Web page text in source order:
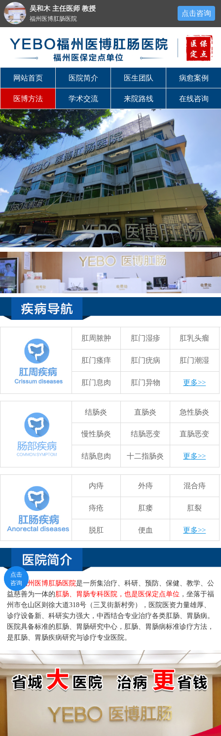
网站首页 医院简介 医生团队 病愈案例
医博方法 学术交流 来院路线 在线咨询
肛周脓肿 肛门湿疹 肛乳头瘤
肛门瘙痒 肛门疣病 肛门潮湿
肛门息肉 肛门异物 更多>>
结肠炎 直肠炎 急性肠炎
慢性肠炎 结肠恶变 直肠恶变
结肠息肉 十二指肠炎 更多>>
内痔 外痔 混合痔
痔疮 肛瘘 肛裂
脱肛 便血 更多>>
福州医博肛肠医院是一所集治疗、科研、预防、保健、教学、公
益慈善为一体的肛肠、胃肠专科医院，也是医保定点单位 ，坐落于福
州市仓山区则徐大道318号（三叉街新村旁），医院医资力量雄厚、
诊疗设备新、科研实力强大，中西结合专业治疗各类肛肠、胃肠病。
医院具备标准的肛肠、胃肠研究中心，肛肠、胃肠病标准诊疗方法，
是肛肠、胃肠疾病研究与诊疗专业医院。
点击
咨询
点击
咨询
吴和木 主任医师 教授
福州医博肛肠医院
点击咨询